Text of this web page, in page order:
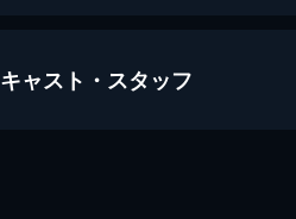
カナディアン・エクスプレス
キャスト・スタッフ